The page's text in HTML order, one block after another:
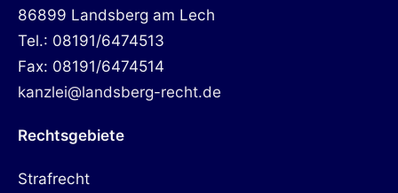
86899 Landsberg am Lech
Tel.: 08191/6474513
Fax: 08191/6474514
kanzlei@landsberg-recht.de
Rechtsgebiete
Strafrecht